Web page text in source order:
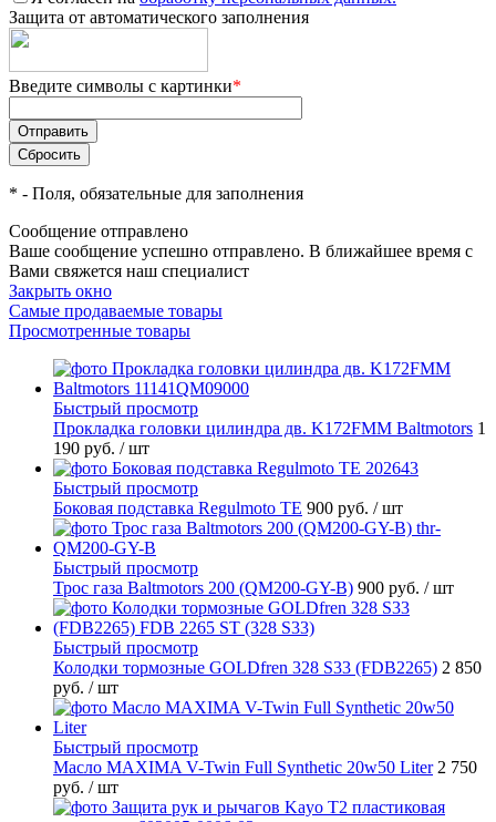
Защита от автоматического заполнения
Введите символы с картинки*
* - Поля, обязательные для заполнения
Сообщение отправлено
Ваше сообщение успешно отправлено. В ближайшее время с
Вами свяжется наш специалист
Закрыть окно
Самые продаваемые товары
Просмотренные товары
Быстрый просмотр
Прокладка головки цилиндра дв. K172FMM Baltmotors 1
190 руб. / шт
Быстрый просмотр
Боковая подставка Regulmoto TE 900 руб. / шт
Быстрый просмотр
Трос газа Baltmotors 200 (QM200-GY-B) 900 руб. / шт
Быстрый просмотр
Колодки тормозные GOLDfren 328 S33 (FDB2265) 2 850
руб. / шт
Быстрый просмотр
Масло MAXIMA V-Twin Full Synthetic 20w50 Liter 2 750
руб. / шт